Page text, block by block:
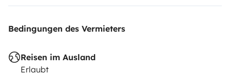
Bedingungen des Vermieters
Reisen im Ausland
Erlaubt